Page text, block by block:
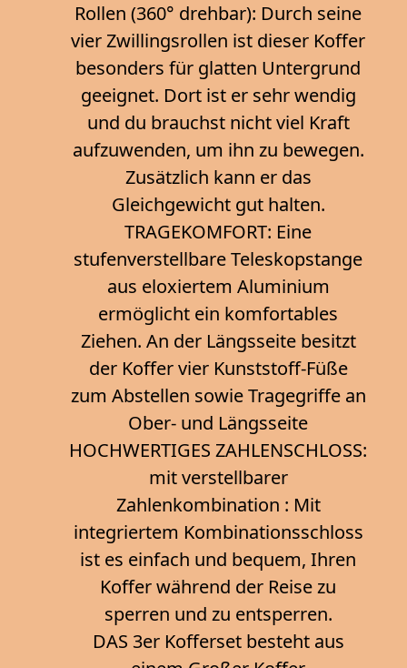
Rollen (360° drehbar): Durch seine
vier Zwillingsrollen ist dieser Koffer
besonders für glatten Untergrund
geeignet. Dort ist er sehr wendig
und du brauchst nicht viel Kraft
aufzuwenden, um ihn zu bewegen.
Zusätzlich kann er das
Gleichgewicht gut halten.
TRAGEKOMFORT: Eine
stufenverstellbare Teleskopstange
aus eloxiertem Aluminium
ermöglicht ein komfortables
Ziehen. An der Längsseite besitzt
der Koffer vier Kunststoff-Füße
zum Abstellen sowie Tragegriffe an
Ober- und Längsseite
HOCHWERTIGES ZAHLENSCHLOSS:
mit verstellbarer
Zahlenkombination : Mit
integriertem Kombinationsschloss
ist es einfach und bequem, Ihren
Koffer während der Reise zu
sperren und zu entsperren.
DAS 3er Kofferset besteht aus